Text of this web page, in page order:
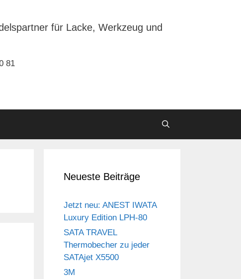
für Lacke, Werkzeug und
81
Neueste Beiträge
Jetzt neu: ANEST IWATA
Luxury Edition LPH-80
SATA TRAVEL
Thermobecher zu jeder
SATAjet X5500
3M